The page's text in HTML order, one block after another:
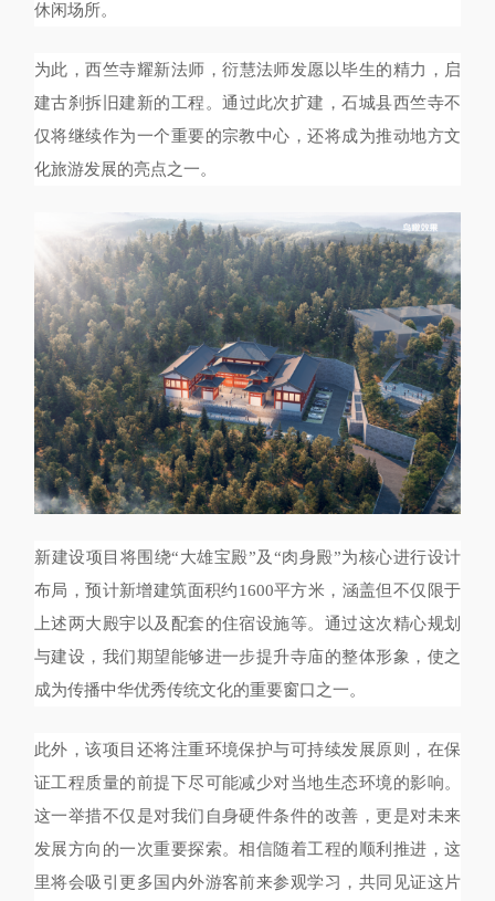
休闲场所。
为此，西竺寺耀新法师，衍慧法师发愿以毕生的精力，启
建古刹拆旧建新的工程。通过此次扩建，石城县西竺寺不
仅将继续作为一个重要的宗教中心，还将成为推动地方文
化旅游发展的亮点之一。
新建设项目将围绕“大雄宝殿”及“肉身殿”为核心进行设计
布局，预计新增建筑面积约1600平方米，涵盖但不仅限于
上述两大殿宇以及配套的住宿设施等。通过这次精心规划
与建设，我们期望能够进一步提升寺庙的整体形象，使之
成为传播中华优秀传统文化的重要窗口之一。
此外，该项目还将注重环境保护与可持续发展原则，在保
证工程质量的前提下尽可能减少对当地生态环境的影响。
这一举措不仅是对我们自身硬件条件的改善，更是对未来
发展方向的一次重要探索。相信随着工程的顺利推进，这
里将会吸引更多国内外游客前来参观学习，共同见证这片